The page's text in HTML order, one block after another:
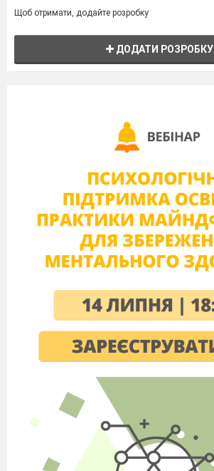
Щоб отримати, додайте розробку
ДОДАТИ РОЗРОБКУ